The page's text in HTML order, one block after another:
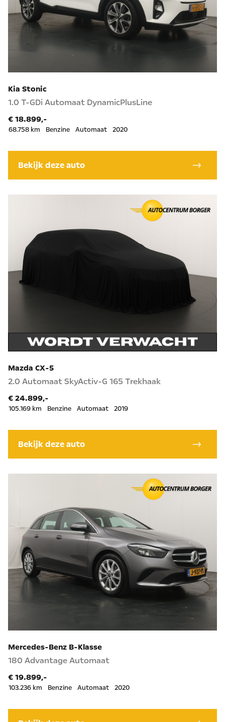
Kia Stonic
1.0 T-GDi Automaat DynamicPlusLine
€ 18.899,-
68.758 km Benzine Automaat 2020
Bekijk deze auto
Mazda CX-5
2.0 Automaat SkyActiv-G 165 Trekhaak
€ 24.899,-
105.169 km Benzine Automaat 2019
Bekijk deze auto
Mercedes-Benz B-Klasse
180 Advantage Automaat
€ 19.899,-
103.236 km Benzine Automaat 2020